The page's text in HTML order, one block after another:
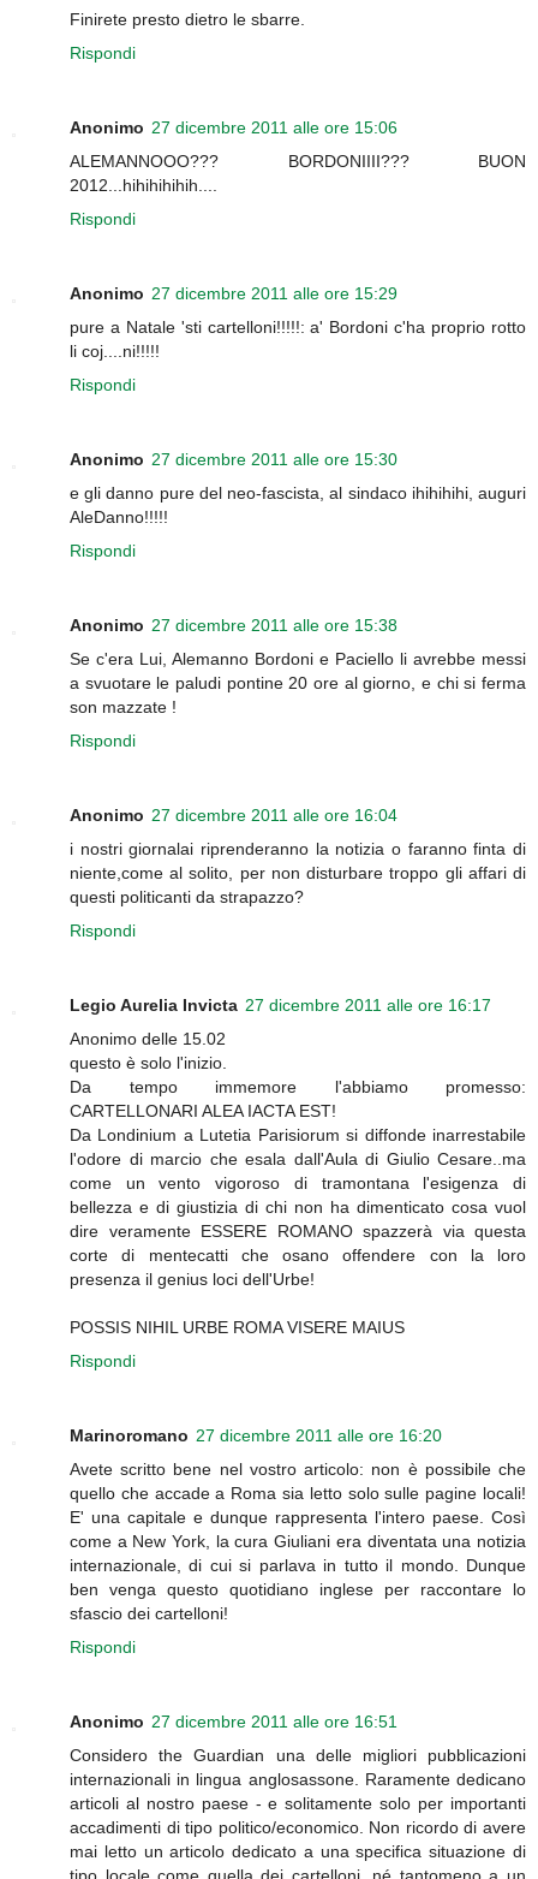
Finirete presto dietro le sbarre.
Rispondi
Anonimo 27 dicembre 2011 alle ore 15:06
ALEMANNOOO??? BORDONIIII??? BUON
2012...hihihihihih....
Rispondi
Anonimo 27 dicembre 2011 alle ore 15:29
pure a Natale 'sti cartelloni!!!!!: a' Bordoni c'ha proprio rotto
li coj....ni!!!!!
Rispondi
Anonimo 27 dicembre 2011 alle ore 15:30
e gli danno pure del neo-fascista, al sindaco ihihihihi, auguri
AleDanno!!!!!
Rispondi
Anonimo 27 dicembre 2011 alle ore 15:38
Se c'era Lui, Alemanno Bordoni e Paciello li avrebbe messi
a svuotare le paludi pontine 20 ore al giorno, e chi si ferma
son mazzate !
Rispondi
Anonimo 27 dicembre 2011 alle ore 16:04
i nostri giornalai riprenderanno la notizia o faranno finta di
niente,come al solito, per non disturbare troppo gli affari di
questi politicanti da strapazzo?
Rispondi
Legio Aurelia Invicta 27 dicembre 2011 alle ore 16:17
Anonimo delle 15.02
questo è solo l'inizio.
Da tempo immemore l'abbiamo promesso:
CARTELLONARI ALEA IACTA EST!
Da Londinium a Lutetia Parisiorum si diffonde inarrestabile
l'odore di marcio che esala dall'Aula di Giulio Cesare..ma
come un vento vigoroso di tramontana l'esigenza di
bellezza e di giustizia di chi non ha dimenticato cosa vuol
dire veramente ESSERE ROMANO spazzerà via questa
corte di mentecatti che osano offendere con la loro
presenza il genius loci dell'Urbe!
POSSIS NIHIL URBE ROMA VISERE MAIUS
Rispondi
Marinoromano 27 dicembre 2011 alle ore 16:20
Avete scritto bene nel vostro articolo: non è possibile che
quello che accade a Roma sia letto solo sulle pagine locali!
E' una capitale e dunque rappresenta l'intero paese. Così
come a New York, la cura Giuliani era diventata una notizia
internazionale, di cui si parlava in tutto il mondo. Dunque
ben venga questo quotidiano inglese per raccontare lo
sfascio dei cartelloni!
Rispondi
Anonimo 27 dicembre 2011 alle ore 16:51
Considero the Guardian una delle migliori pubblicazioni
internazionali in lingua anglosassone. Raramente dedicano
articoli al nostro paese - e solitamente solo per importanti
accadimenti di tipo politico/economico. Non ricordo di avere
mai letto un articolo dedicato a una specifica situazione di